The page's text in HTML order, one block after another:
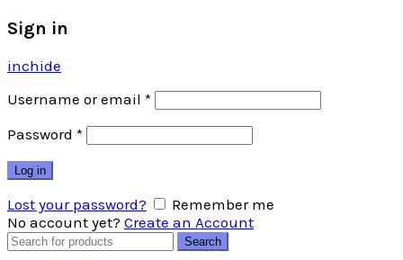
Sign in
inchide
Username or email *
Password *
Log in
Lost your password?
Remember me
No account yet? Create an Account
Search
Search